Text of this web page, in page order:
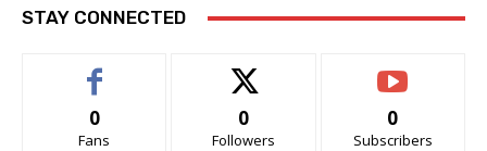
STAY CONNECTED
0
Fans
0
Followers
0
Subscribers